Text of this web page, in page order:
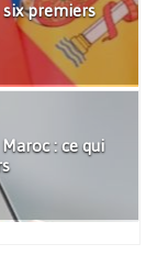
six premiers
: ce qui